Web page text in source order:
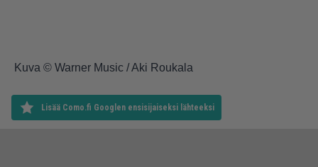
Kuva © Warner Music / Aki Roukala
Lisää Como.fi Googlen ensisijaiseksi lähteeksi